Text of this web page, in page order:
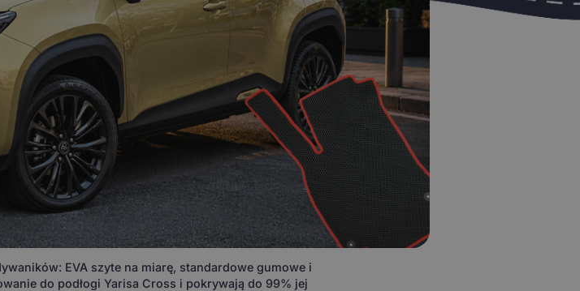
EVA szyte na miarę, standardowe gumowe i
do podłogi Yarisa Cross i pokrywają do 99% jej